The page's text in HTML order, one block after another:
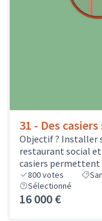
31 - Des
Objectif ? Installer
restaurant social et
casiers permettent
800votes
Sélectionné
16 000 €